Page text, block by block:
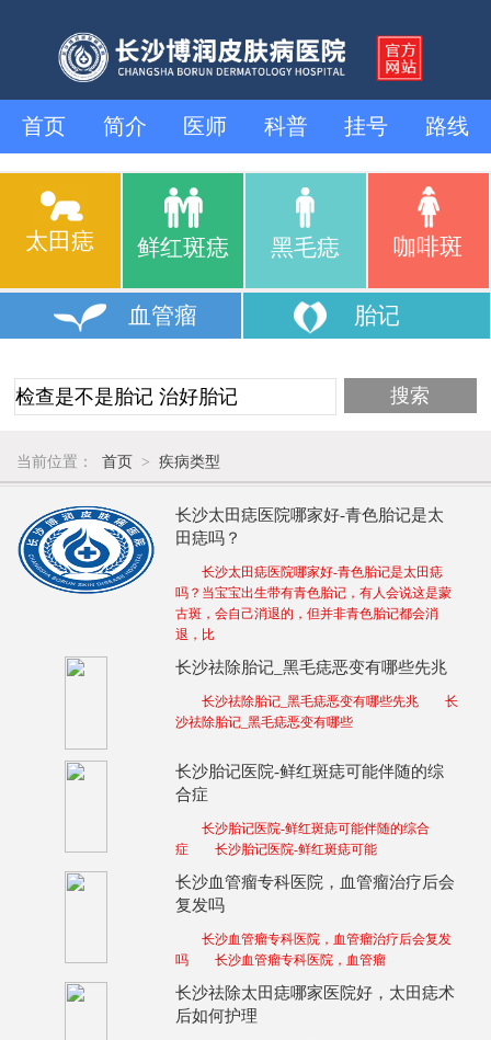
首页 简介 医师 科普 挂号 路线
太田痣 鲜红斑痣 黑毛痣 咖啡斑
血管瘤 胎记
当前位置： 首页 > 疾病类型
长沙太田痣医院哪家好-青色胎记是太
田痣吗？
长沙太田痣医院哪家好-青色胎记是太田痣
吗？当宝宝出生带有青色胎记，有人会说这是蒙
古斑，会自己消退的，但并非青色胎记都会消
退，比
长沙祛除胎记_黑毛痣恶变有哪些先兆
长沙祛除胎记_黑毛痣恶变有哪些先兆 长
沙祛除胎记_黑毛痣恶变有哪些
长沙胎记医院-鲜红斑痣可能伴随的综
合症
长沙胎记医院-鲜红斑痣可能伴随的综合
症 长沙胎记医院-鲜红斑痣可能
长沙血管瘤专科医院，血管瘤治疗后会
复发吗
长沙血管瘤专科医院，血管瘤治疗后会复发
吗 长沙血管瘤专科医院，血管瘤
长沙祛除太田痣哪家医院好，太田痣术
后如何护理